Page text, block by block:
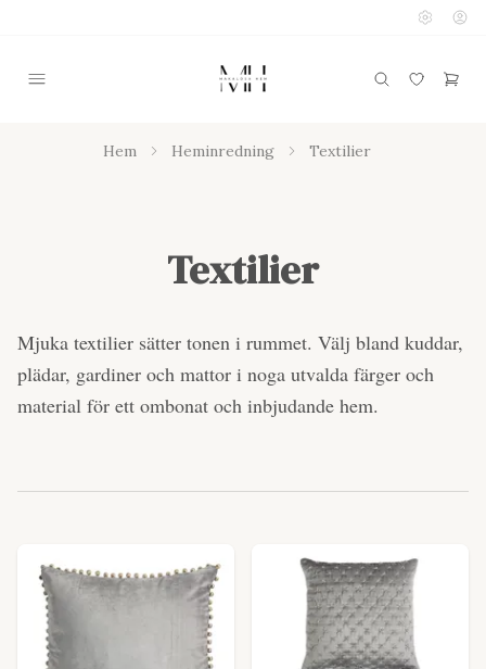
Hem Heminredning Textilier
Textilier
Mjuka textilier sätter tonen i rummet. Välj bland kuddar,
plädar, gardiner och mattor i noga utvalda färger och
material för ett ombonat och inbjudande hem.